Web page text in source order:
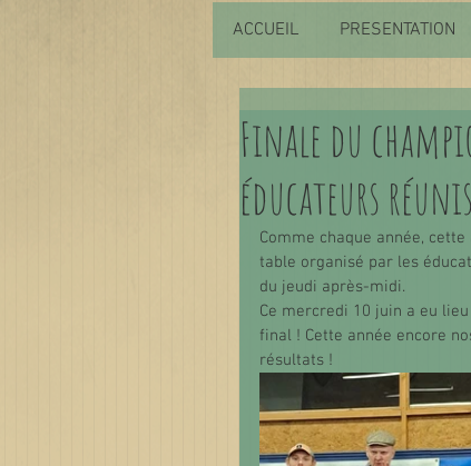
ACCUEIL PRESENTATION
Finale du
éducateurs
Comme chaque année,
table organisé par les
du jeudi après-midi.
Ce mercredi 10 juin a eu
final ! Cette année encore
résultats !